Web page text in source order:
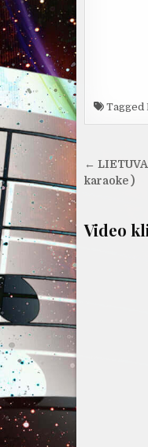
Tagged
tarp
←
karaoke )
Video